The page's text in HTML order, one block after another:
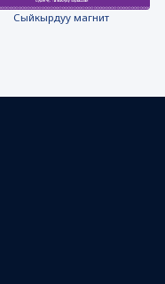
Сыйкырдуу магнит